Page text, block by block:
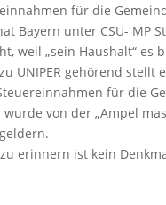
für die
Bayern unter CSU- MP
weil „sein Haushalt“ es
UNIPER gehörend
für die
wurde von der „Ampel
erinnern ist kein